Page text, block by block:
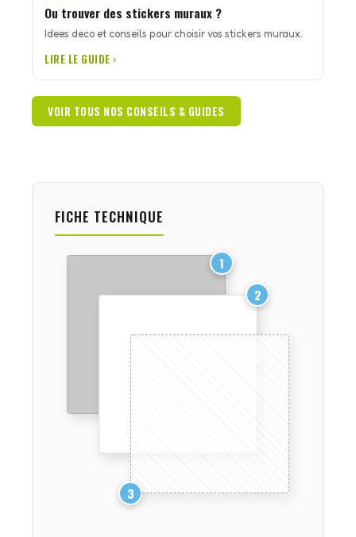
Ou trouver des stickers muraux ?
Idees deco et conseils pour choisir vos stickers muraux.
LIRE LE GUIDE ›
VOIR TOUS NOS CONSEILS & GUIDES
FICHE TECHNIQUE
1
2
3